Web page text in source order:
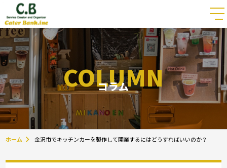
COLUMN
コラム
ホーム 金沢市でキッチンカーを製作して開業するにはどうすればいいのか？